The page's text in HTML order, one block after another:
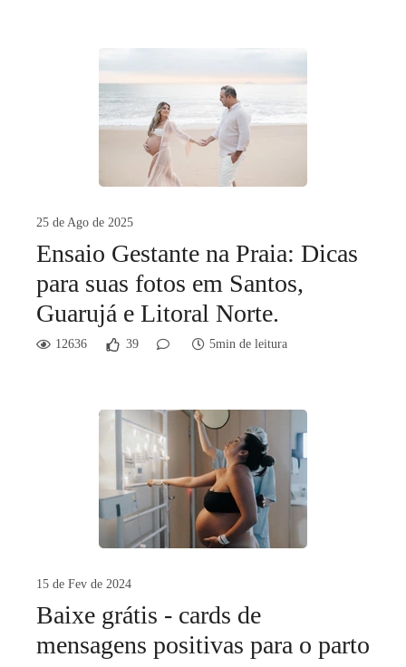
25 de Ago de 2025
Ensaio Gestante na Praia: Dicas
para suas fotos em Santos,
Guarujá e Litoral Norte.
12636 39 5min de leitura
15 de Fev de 2024
Baixe grátis - cards de
mensagens positivas para o parto